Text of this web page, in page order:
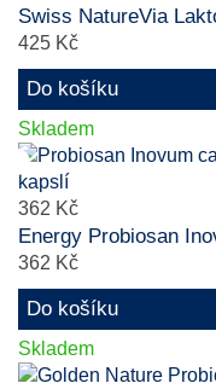
Swiss NatureVia
425 Kč
Do košíku
Skladem
362 Kč
Energy Probiosan
362 Kč
Do košíku
Skladem